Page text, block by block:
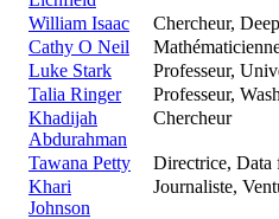
William Isaac
Chercheur,
Cathy O Neil
Luke Stark
Professeur,
Talia Ringer
Professeur,
Khadijah
Abdurahman
Chercheur
Tawana Petty
Directrice,
Khari
Johnson
Journaliste,